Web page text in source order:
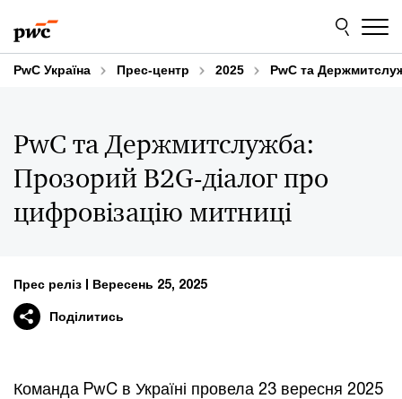
to
content
to
footer
PwC Україна Прес-центр 2025 PwC та
PwC та Держмитслужба:
Прозорий B2G-діалог про
цифровізацію митниці
Прес реліз Вересень 25, 2025
Поділитись
Команда PwC в Україні провела 23 вересня 2025